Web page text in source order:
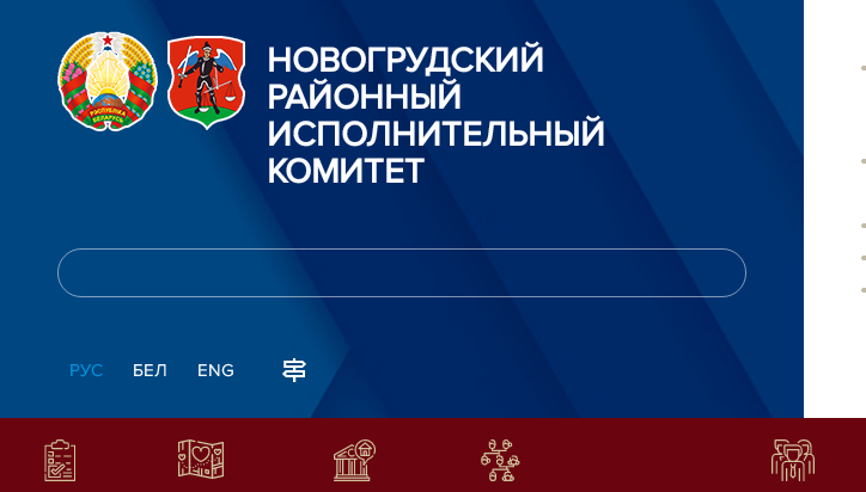
НОВОГРУДСКИЙ
РАЙОННЫЙ
ИСПОЛНИТЕЛЬНЫЙ
КОМИТЕТ
РУС БЕЛ ENG